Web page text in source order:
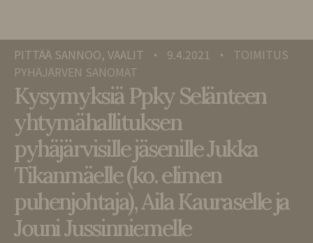
PITTÄÄ SANNOO, VAALIT • 9.4.2021 •
TOIMITUS
PYHÄJÄRVEN SANOMAT
Kysymyksiä Ppky Selänteen
yhtymähallituksen
pyhäjärvisille jäsenille Jukka
Tikanmäelle (ko. elimen
puhenjohtaja), Aila Kauraselle ja
Jouni Jussinniemelle